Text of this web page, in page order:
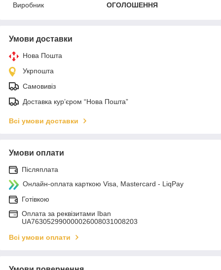
Виробник
ОГОЛОШЕННЯ
Умови доставки
Нова Пошта
Укрпошта
Самовивіз
Доставка кур’єром “Нова Пошта”
Всі умови доставки
Умови оплати
Післяплата
Онлайн-оплата карткою Visa, Mastercard - LiqPay
Готівкою
Оплата за реквізитами Iban
UA763052990000026008031008203
Всі умови оплати